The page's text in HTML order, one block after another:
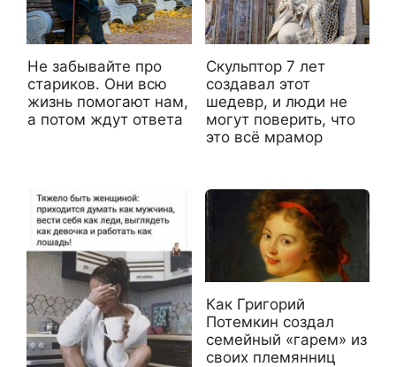
Не забывайте про
стариков. Они всю
жизнь помогают нам,
а потом ждут ответа
Скульптор 7 лет
создавал этот
шедевр, и люди не
могут поверить, что
это всё мрамор
Как Григорий
Потемкин создал
семейный «гарем» из
своих племянниц